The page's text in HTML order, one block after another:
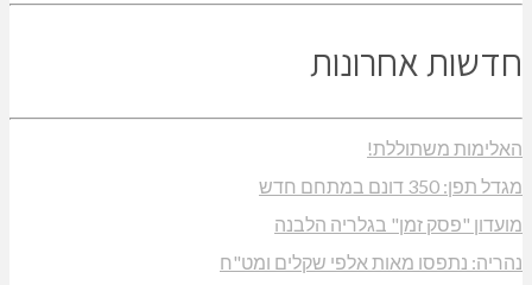
חדשות אחרונות
האלימות משתוללת!
מגדל תפן: 350 דונם במתחם חדש
מועדון "פסק זמן" בגלריה הלבנה
נהריה: נתפסו מאות אלפי שקלים ומט"ח